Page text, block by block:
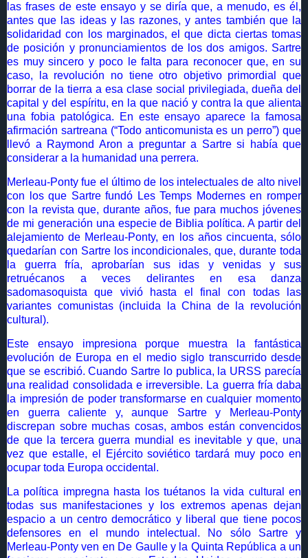
las frases de este ensayo y se diría que, a menudo, es él,
antes que las ideas y las razones, y antes también que la
solidaridad con los marginados, el que dicta ciertas tomas
de posición y pronunciamientos de los dos amigos. Sartre
es muy sincero y poco le falta para reconocer que, en su
caso, la revolución no tiene otro objetivo primordial que
borrar de la tierra a esa clase social privilegiada, dueña del
capital y del espíritu, en la que nació y contra la que alienta
una fobia patológica. En este ensayo aparece la famosa
afirmación sartreana (“Todo anticomunista es un perro”) que
llevó a Raymond Aron a preguntar a Sartre si había que
considerar a la humanidad una perrera.
Merleau-Ponty fue el último de los intelectuales de alto nivel
con los que Sartre fundó Les Temps Modernes en romper
con la revista que, durante años, fue para muchos jóvenes
de mi generación una especie de Biblia política. A partir del
alejamiento de Merleau-Ponty, en los años cincuenta, sólo
quedarían con Sartre los incondicionales, que, durante toda
la guerra fría, aprobarían sus idas y venidas y sus
retruécanos a veces delirantes en esa danza
sadomasoquista que vivió hasta el final con todas las
variantes comunistas (incluida la China de la revolución
cultural).
Este ensayo impresiona porque muestra la fantástica
evolución de Europa en el medio siglo transcurrido desde
que se escribió. Cuando Sartre lo publica, la URSS parecía
una realidad consolidada e irreversible. La guerra fría daba
la impresión de poder transformarse en cualquier momento
en guerra caliente y, aunque Sartre y Merleau-Ponty
discrepan sobre muchas cosas, ambos están convencidos
de que la tercera guerra mundial es inevitable y que, una
vez que estalle, el Ejército soviético tardará muy poco en
ocupar toda Europa occidental.
La política impregna hasta los tuétanos la vida cultural en
todas sus manifestaciones y los extremos apenas dejan
espacio a un centro democrático y liberal que tiene pocos
defensores en el mundo intelectual. No sólo Sartre y
Merleau-Ponty ven en De Gaulle y la Quinta República a un